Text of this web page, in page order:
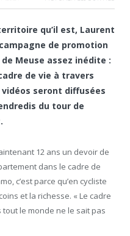
qu’il est, Laurent
de promotion
Meuse assez inédite :
de vie à travers
seront diffusées
du tour de
12 ans un devoir de
dans le cadre de
c’est parce qu’en cycliste
et la richesse. « Le cadre
le monde ne le sait pas